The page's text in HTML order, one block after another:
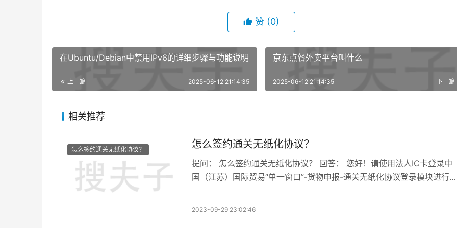
赞 (0)
在Ubuntu/Debian中禁用IPv6的详细步骤与功能说明
上一篇 2025-06-12 21:14:35
京东点餐外卖平台叫什么
下一篇
2025-06-12 21:14:35
相关推荐
怎么签约通关无纸化协议？ 怎么签约通关无纸化协议？
提问： 怎么签约通关无纸化协议？ 回答： 您好！请使用法人IC卡登录中
国（江苏）国际贸易“单一窗口”-货物申报-通关无纸化协议登录模块进行签
2023-09-29 23:02:46